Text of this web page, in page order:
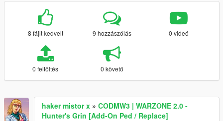
8 fájlt kedvelt 9 hozzászólás 0 videó
0 feltöltés 0 követő
haker mistor x » CODMW3 | WARZONE 2.0 -
Hunter's Grin [Add-On Ped / Replace]